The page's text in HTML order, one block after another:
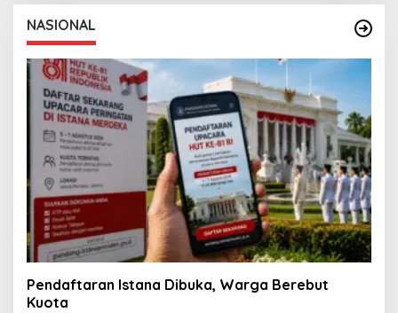
NASIONAL
Pendaftaran Istana Dibuka, Warga Berebut
Kuota